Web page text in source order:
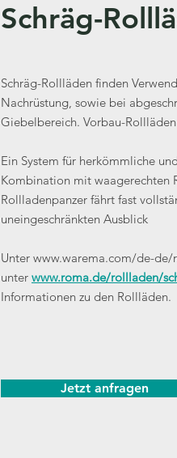
Schräg-
Schräg-Rollläden finden
Nachrüstung, sowie bei
Giebelbereich. Vorbau-
Ein System für herkömmliche
Kombination mit waagerechten
Rollladenpanzer fährt fast
uneingeschränkten Ausblick
Unter www.warema.com/de-
unter www.roma.de/rollladen/
Informationen zu den Rollläden.
Jetzt anfragen